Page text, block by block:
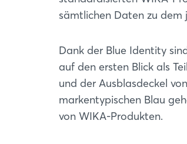
sämtlichen Daten zu dem
Dank der Blue Identity
auf den ersten Blick als
und der Ausblasdeckel
markentypischen Blau
von WIKA-Produkten.